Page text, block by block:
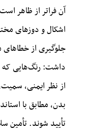
آن فراتر از ظاهر
اشکال و دوزهای
جلوگیری از
داشت: رنگ‌هایی که
از نظر ایمنی،
بدن، مطابق با
تأیید شوند. تأمین